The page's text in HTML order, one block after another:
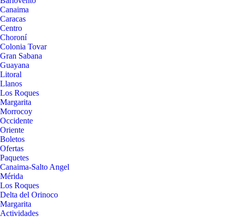
Canaima
Caracas
Centro
Choroní
Colonia Tovar
Gran Sabana
Guayana
Litoral
Llanos
Los Roques
Margarita
Morrocoy
Occidente
Oriente
Boletos
Ofertas
Paquetes
Canaima-Salto Angel
Mérida
Los Roques
Delta del Orinoco
Margarita
Actividades